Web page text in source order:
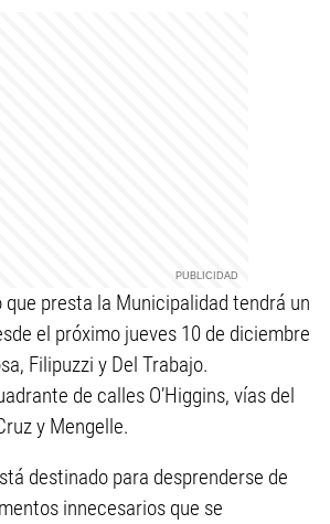
presta la Municipalidad tendrá un
el próximo jueves 10 de diciembre
Filipuzzi y Del Trabajo.
de calles O’Higgins, vías del
y Mengelle.
destinado para desprenderse de
innecesarios que se